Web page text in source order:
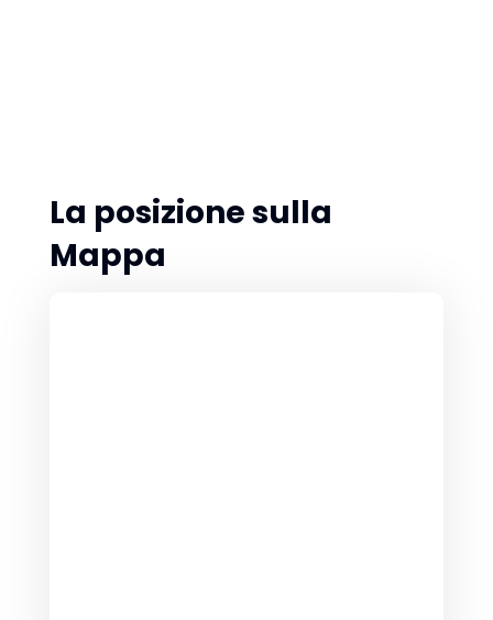
La posizione sulla
Mappa